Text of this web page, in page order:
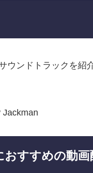
ウンドトラックを紹
Jackman
すすめの動画